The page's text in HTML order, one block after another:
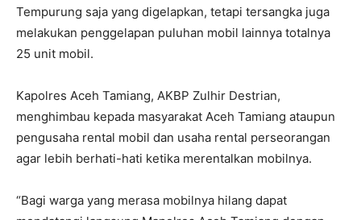
Tempurung saja yang digelapkan, tetapi tersangka juga
melakukan penggelapan puluhan mobil lainnya totalnya
25 unit mobil.
Kapolres Aceh Tamiang, AKBP Zulhir Destrian,
menghimbau kepada masyarakat Aceh Tamiang ataupun
pengusaha rental mobil dan usaha rental perseorangan
agar lebih berhati-hati ketika merentalkan mobilnya.
“Bagi warga yang merasa mobilnya hilang dapat